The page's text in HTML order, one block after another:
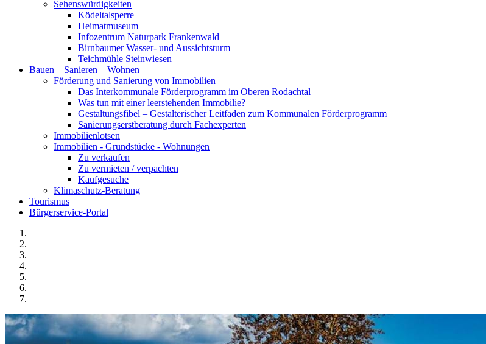
Sehenswürdigkeiten
Ködeltalsperre
Heimatmuseum
Infozentrum Naturpark Frankenwald
Birnbaumer Wasser- und Aussichtsturm
Teichmühle Steinwiesen
Bauen – Sanieren – Wohnen
Förderung und Sanierung von Immobilien
Das Interkommunale Förderprogramm im Oberen Rodachtal
Was tun mit einer leerstehenden Immobilie?
Gestaltungsfibel – Gestalterischer Leitfaden zum Kommunalen Förderprogramm
Sanierungserstberatung durch Fachexperten
Immobilienlotsen
Immobilien - Grundstücke - Wohnungen
Zu verkaufen
Zu vermieten / verpachten
Kaufgesuche
Klimaschutz-Beratung
Tourismus
Bürgerservice-Portal